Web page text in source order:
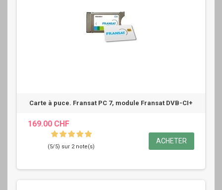
Carte à puce. Fransat PC 7, module Fransat DVB-CI+
169.00 CHF
(5/5) sur 2 note(s)
ACHETER